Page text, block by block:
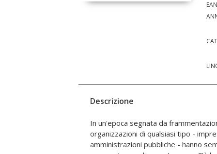
EAN
Descrizione
In un'epoca segnata da
organizzazioni di qualsiasi tipo -
amministrazioni pubbliche - hanno
complementare, esperienza di
struttura che ha una forma ricorrente,
scopo dell'organizzazione, e che